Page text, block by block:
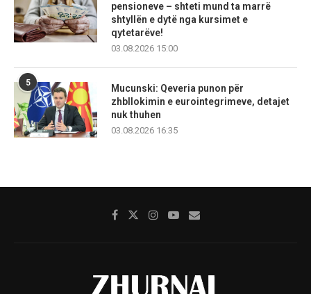
pensioneve – shteti mund ta marrë
shtyllën e dytë nga kursimet e
qytetarëve!
03.08.2026 15:00
5
Mucunski: Qeveria punon për
zhbllokimin e eurointegrimeve, detajet
nuk thuhen
03.08.2026 16:35